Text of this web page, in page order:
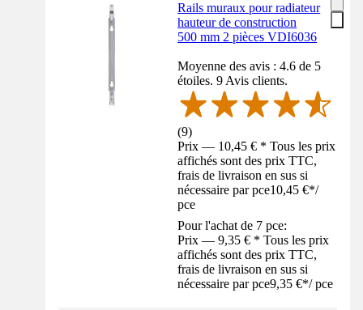
Rails muraux pour radiateur
hauteur de construction
500 mm 2 pièces VDI6036
Moyenne des avis : 4.6 de 5
étoiles. 9 Avis clients.
(9)
Prix — 10,45 € * Tous les prix
affichés sont des prix TTC,
frais de livraison en sus si
nécessaire par pce10,45 €*/
pce
Pour l'achat de 7 pce:
Prix — 9,35 € * Tous les prix
affichés sont des prix TTC,
frais de livraison en sus si
nécessaire par pce9,35 €*/ pce